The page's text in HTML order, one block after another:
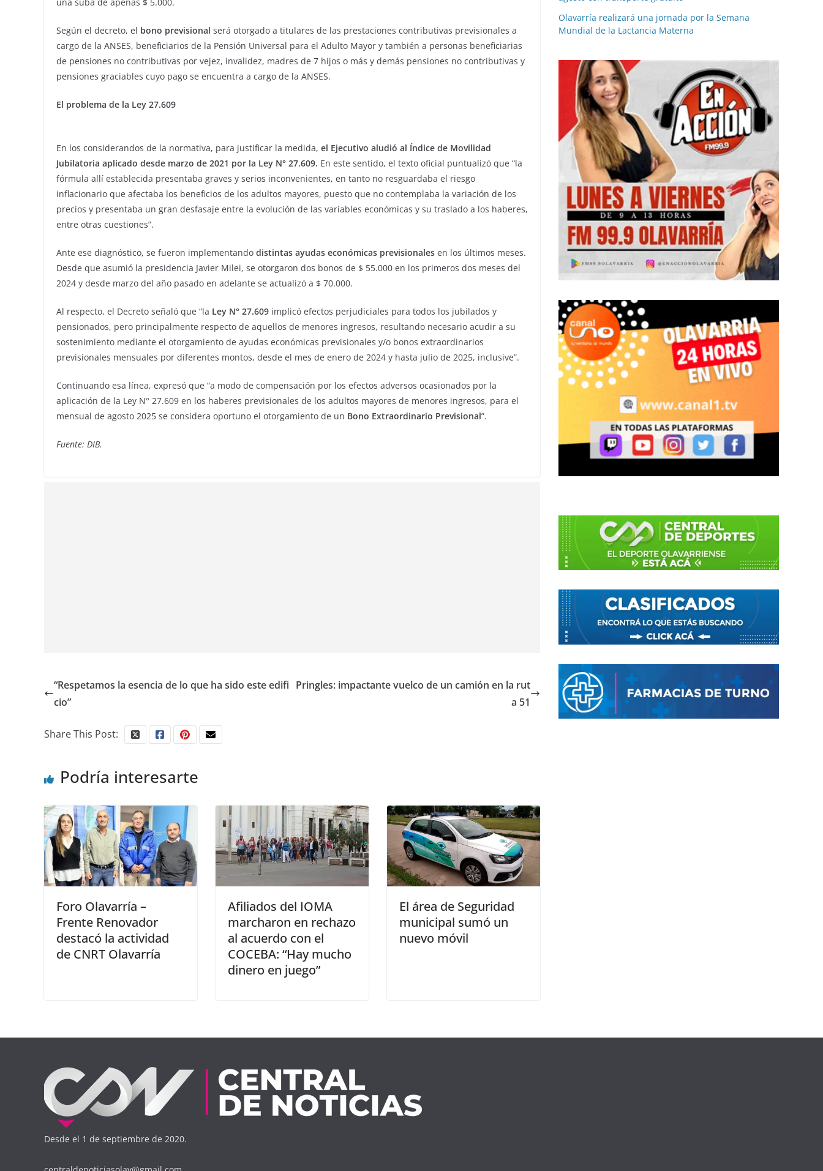
una suba de apenas $ 5.000.
Según el decreto, el bono previsional será otorgado a titulares de las prestaciones contributivas previsionales a
cargo de la ANSES, beneficiarios de la Pensión Universal para el Adulto Mayor y también a personas beneficiarias
de pensiones no contributivas por vejez, invalidez, madres de 7 hijos o más y demás pensiones no contributivas y
pensiones graciables cuyo pago se encuentra a cargo de la ANSES.
El problema de la Ley 27.609
En los considerandos de la normativa, para justificar la medida, el Ejecutivo aludió al Índice de Movilidad
Jubilatoria aplicado desde marzo de 2021 por la Ley N° 27.609. En este sentido, el texto oficial puntualizó que “la
fórmula allí establecida presentaba graves y serios inconvenientes, en tanto no resguardaba el riesgo
inflacionario que afectaba los beneficios de los adultos mayores, puesto que no contemplaba la variación de los
precios y presentaba un gran desfasaje entre la evolución de las variables económicas y su traslado a los haberes,
entre otras cuestiones”.
Ante ese diagnóstico, se fueron implementando distintas ayudas económicas previsionales en los últimos meses.
Desde que asumió la presidencia Javier Milei, se otorgaron dos bonos de $ 55.000 en los primeros dos meses del
2024 y desde marzo del año pasado en adelante se actualizó a $ 70.000.
Al respecto, el Decreto señaló que “la Ley N° 27.609 implicó efectos perjudiciales para todos los jubilados y
pensionados, pero principalmente respecto de aquellos de menores ingresos, resultando necesario acudir a su
sostenimiento mediante el otorgamiento de ayudas económicas previsionales y/o bonos extraordinarios
previsionales mensuales por diferentes montos, desde el mes de enero de 2024 y hasta julio de 2025, inclusive”.
Continuando esa línea, expresó que “a modo de compensación por los efectos adversos ocasionados por la
aplicación de la Ley N° 27.609 en los haberes previsionales de los adultos mayores de menores ingresos, para el
mensual de agosto 2025 se considera oportuno el otorgamiento de un Bono Extraordinario Previsional”.
Fuente: DIB.
“Respetamos la esencia de lo que ha sido este edifi
cio”
Pringles: impactante vuelco de un camión en la rut
a 51
Share This Post:
Podría interesarte
Foro Olavarría –
Frente Renovador
destacó la actividad
de CNRT Olavarría
Afiliados del IOMA
marcharon en rechazo
al acuerdo con el
COCEBA: “Hay mucho
dinero en juego”
El área de Seguridad
municipal sumó un
nuevo móvil
Olavarría realizará una jornada por la Semana
Mundial de la Lactancia Materna
Desde el 1 de septiembre de 2020.